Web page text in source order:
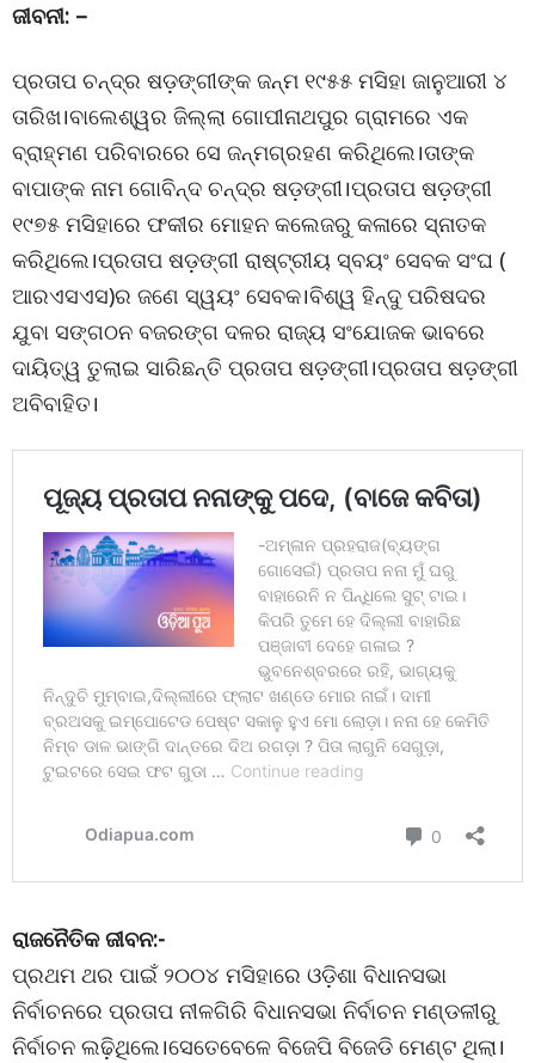
ଜୀବନୀ: –
ପ୍ରତାପ ଚନ୍ଦ୍ର ଷଡ଼ଙ୍ଗୀଙ୍କ ଜନ୍ମ ୧୯୫୫ ମସିହା ଜାନୁଆରୀ ୪
ତାରିଖ।ବାଲେଶ୍ୱର ଜିଲ୍ଲା ଗୋପୀନାଥପୁର ଗ୍ରାମରେ ଏକ
ବ୍ରାହ୍ମଣ ପରିବାରରେ ସେ ଜନ୍ମଗ୍ରହଣ କରିଥିଲେ।ତାଙ୍କ
ବାପାଙ୍କ ନାମ ଗୋବିନ୍ଦ ଚନ୍ଦ୍ର ଷଡ଼ଙ୍ଗୀ।ପ୍ରତାପ ଷଡ଼ଙ୍ଗୀ
୧୯୭୫ ମସିହାରେ ଫକୀର ମୋହନ କଲେଜରୁ କଳାରେ ସ୍ନାତକ
କରିଥିଲେ।ପ୍ରତାପ ଷଡ଼ଙ୍ଗୀ ରାଷ୍ଟ୍ରୀୟ ସ୍ବୟଂ ସେବକ ସଂଘ (
ଆରଏସଏସ)ର ଜଣେ ସ୍ୱୟଂ ସେବକ।ବିଶ୍ୱ ହିନ୍ଦୁ ପରିଷଦର
ଯୁବା ସଙ୍ଗଠନ ବଜରଙ୍ଗ ଦଳର ରାଜ୍ୟ ସଂଯୋଜକ ଭାବରେ
ଦାୟିତ୍ୱ ତୁଲାଇ ସାରିଛନ୍ତି ପ୍ରତାପ ଷଡ଼ଙ୍ଗୀ।ପ୍ରତାପ ଷଡ଼ଙ୍ଗୀ
ଅବିବାହିତ।
ରାଜନୈତିକ ଜୀବନ:-
ପ୍ରଥମ ଥର ପାଇଁ ୨୦୦୪ ମସିହାରେ ଓଡ଼ିଶା ବିଧାନସଭା
ନିର୍ବାଚନରେ ପ୍ରତାପ ନୀଳଗିରି ବିଧାନସଭା ନିର୍ବାଚନ ମଣ୍ଡଳୀରୁ
ନିର୍ବାଚନ ଲଢ଼ିଥିଲେ।ସେତେବେଳେ ବିଜେପି ବିଜେଡି ମେଣ୍ଟ ଥିଲା।